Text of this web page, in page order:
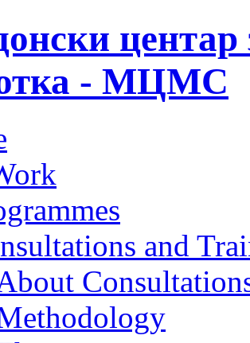
центар
- МЦМС
and